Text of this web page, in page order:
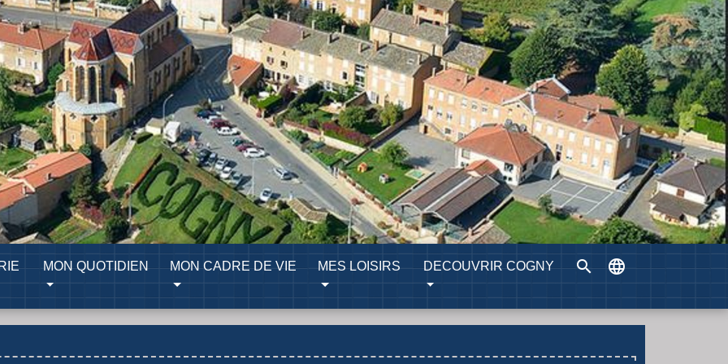
MON QUOTIDIEN MON CADRE DE VIE MES LOISIRS DECOUVRIR COGNY search language